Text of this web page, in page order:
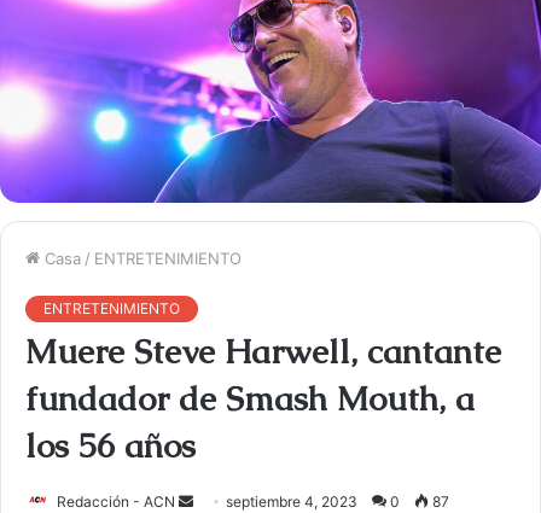
Casa / ENTRETENIMIENTO
ENTRETENIMIENTO
Muere Steve Harwell, cantante
fundador de Smash Mouth, a
los 56 años
Redacción - ACN septiembre 4, 2023 0 87